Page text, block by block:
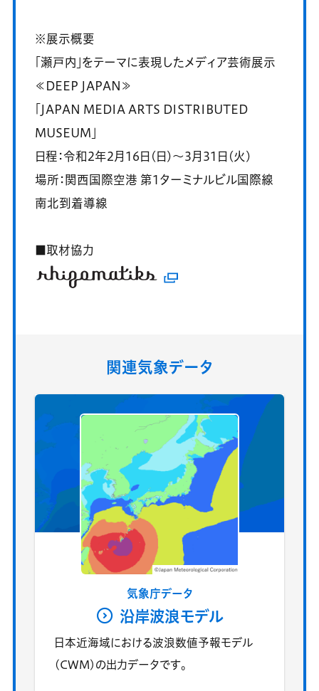
※展示概要
「瀬戸内」をテーマに表現したメディア芸術展示
≪DEEP JAPAN≫
「JAPAN MEDIA ARTS DISTRIBUTED
MUSEUM」
日程：令和2年2月16日(日)～3月31日(火)
場所：関西国際空港 第1ターミナルビル国際線
南北到着導線
■取材協力
関連気象データ
気象庁データ
沿岸波浪モデル
日本近海域における波浪数値予報モデル
(CWM)の出力データです。